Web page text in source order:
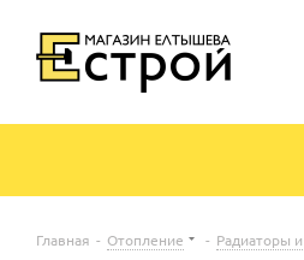
Главная - Отопление - Радиаторы